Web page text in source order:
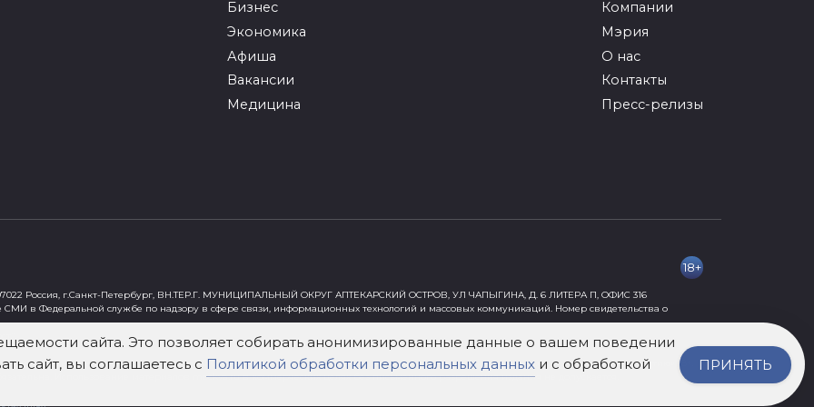
Бизнес
Экономика
Афиша
Вакансии
Медицина
Компании
Мэрия
О нас
Контакты
Пресс-релизы
18+
Россия, г.Санкт-Петербург, ВН.ТЕР.Г. МУНИЦИПАЛЬНЫЙ ОКРУГ АПТЕКАРСКИЙ ОСТРОВ, УЛ ЧАПЫГИНА, Д. 6 ЛИТЕРА П, ОФИС 316
в Федеральной службе по надзору в сфере связи, информационных технологий и массовых коммуникаций. Номер свидетельства о
Федеральным законом от 29 декабря 2010 года № 436-ФЗ «О защите детей от информации, причиняющей вред их здоровью и развитию» 18+.
Использование материалов mockva.ru в коммерческих целях без письменного разрешения издания не допускается.
infox
сайта. Это позволяет собирать анонимизированные данные о вашем поведении
сайт, вы соглашаетесь с Политикой обработки персональных данных и с обработкой
ПРИНЯТЬ